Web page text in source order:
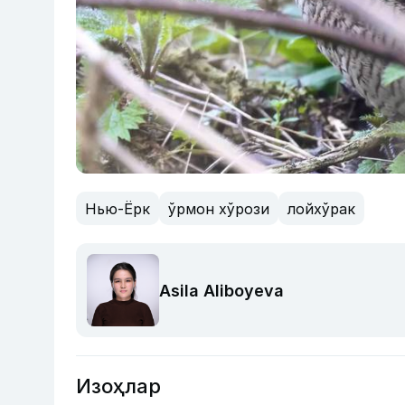
Нью-Ёрк ўрмон хўрози лойхўрак
Asila Aliboyeva
Изоҳлар